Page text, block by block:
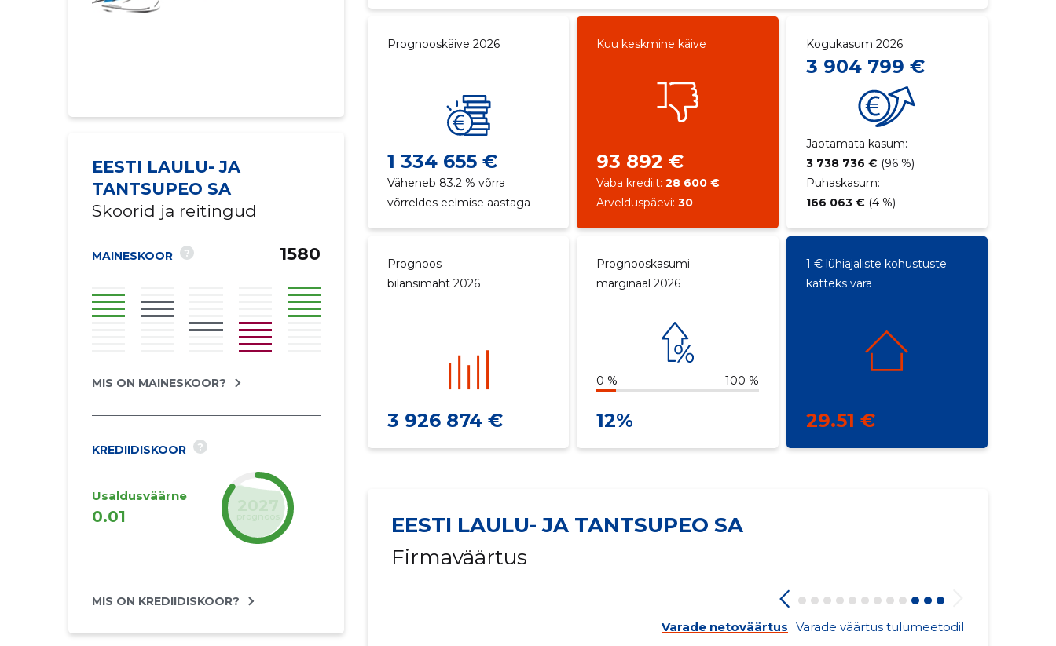
EESTI LAULU- JA
TANTSUPEO SA
Skoorid ja reitingud
MAINESKOOR ? 1580
MIS ON MAINESKOOR?
KREDIIDISKOOR ?
Usaldusväärne
0.01
MIS ON KREDIIDISKOOR?
Prognooskäive 2026
1 334 655 €
Väheneb 83.2 % võrra
võrreldes eelmise aastaga
Kuu keskmine käive
93 892 €
Vaba krediit:28 600 €
Arvelduspäevi:30
Kogukasum 2026
3 904 799 €
Jaotamata kasum:
3 738 736 € (96 %)
Puhaskasum:
166 063 € (4 %)
Prognoos
bilansimaht 2026
3 926 874 €
Prognooskasumi
marginaal 2026
0 % 100 %
12%
1 € lühiajaliste kohustuste
katteks vara
29.51 €
EESTI LAULU- JA TANTSUPEO SA
Firmaväärtus
Varade netoväärtus Varade väärtus tulumeetodil